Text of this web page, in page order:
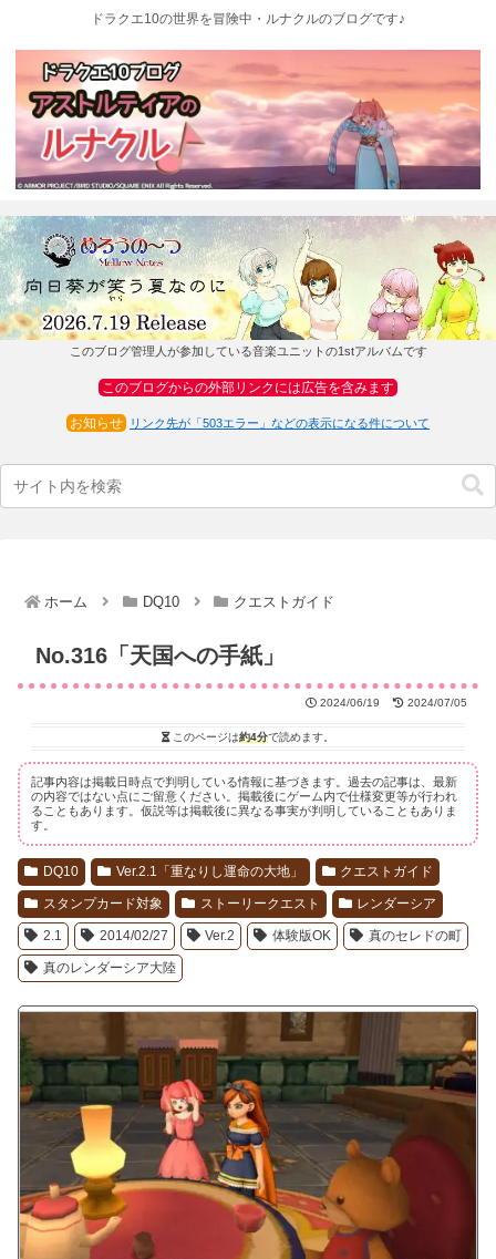
ドラクエ10の世界を冒険中・ルナクルのブログです♪
このブログ管理人が参加している音楽ユニットの1stアルバムです
このブログからの外部リンクには広告を含みます
お知らせ リンク先が「503エラー」などの表示になる件について
ホーム DQ10 クエストガイド
No.316「天国への手紙」
2024/06/19 2024/07/05
このページは約4分で読めます。
記事内容は掲載日時点で判明している情報に基づきます。過去の記事は、最新
の内容ではない点にご留意ください。掲載後にゲーム内で仕様変更等が行われ
ることもあります。仮説等は掲載後に異なる事実が判明していることもありま
す。
DQ10 Ver.2.1「重なりし運命の大地」 クエストガイド
スタンプカード対象 ストーリークエスト レンダーシア
2.1 2014/02/27 Ver.2 体験版OK 真のセレドの町
真のレンダーシア大陸